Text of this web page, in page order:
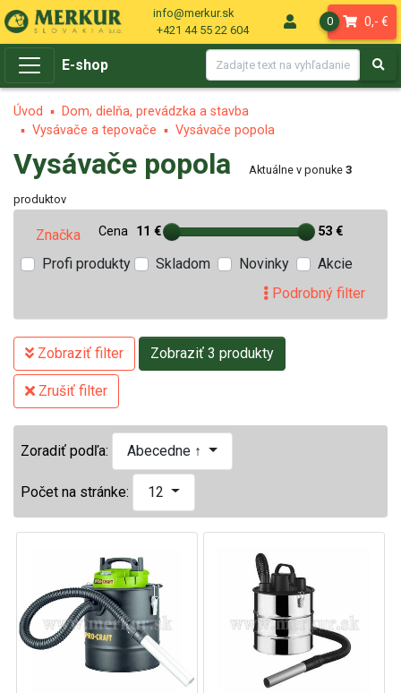
info@merkur.sk
+421 44 55 22 604
0 0,- €
E-shop
Úvod
Dom, dielňa, prevádzka a stavba
Vysávače a tepovače
Vysávače popola
Vysávače popola Aktuálne v ponuke 3
produktov
Značka Cena 11 € 53 €
Profi produkty Skladom Novinky
Akcie
Podrobný filter
Zobraziť filter Zobraziť 3 produkty
Zrušiť filter
Zoradiť podľa: Abecedne ↑
Počet na stránke: 12